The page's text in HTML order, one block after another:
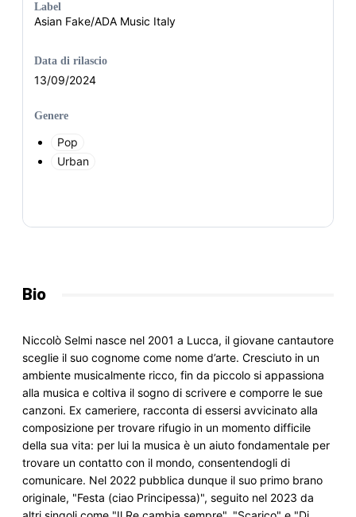
Bio
Niccolò Selmi nasce nel 2001 a Lucca, il giovane cantautore
sceglie il suo cognome come nome d’arte. Cresciuto in un
ambiente musicalmente ricco, fin da piccolo si appassiona
alla musica e coltiva il sogno di scrivere e comporre le sue
canzoni. Ex cameriere, racconta di essersi avvicinato alla
composizione per trovare rifugio in un momento difficile
della sua vita: per lui la musica è un aiuto fondamentale per
trovare un contatto con il mondo, consentendogli di
comunicare. Nel 2022 pubblica dunque il suo primo brano
originale, "Festa (ciao Principessa)", seguito nel 2023 da
Label
Asian Fake/ADA Music Italy
Data di rilascio
13/09/2024
Genere
Pop
Urban